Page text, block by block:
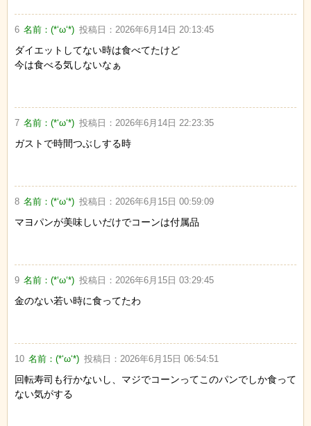
6 名前：(*‘ω‘*) 投稿日： 2026年6月14日 20:13:45
ダイエットしてない時は食べてたけど
今は食べる気しないなぁ
7 名前：(*‘ω‘*) 投稿日： 2026年6月14日 22:23:35
ガストで時間つぶしする時
8 名前：(*‘ω‘*) 投稿日： 2026年6月15日 00:59:09
マヨパンが美味しいだけでコーンは付属品
9 名前：(*‘ω‘*) 投稿日： 2026年6月15日 03:29:45
金のない若い時に食ってたわ
10 名前：(*‘ω‘*) 投稿日： 2026年6月15日 06:54:51
回転寿司も行かないし、マジでコーンってこのパンでしか食って
ない気がする